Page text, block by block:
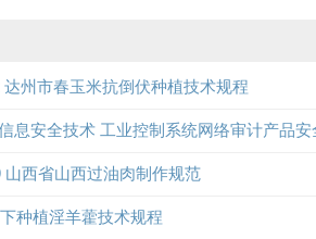
达州市春玉米抗倒伏种植技术规程
息安全技术 工业控制系统网络审计产品
山西省山西过油肉制作规范
种植淫羊藿技术规程